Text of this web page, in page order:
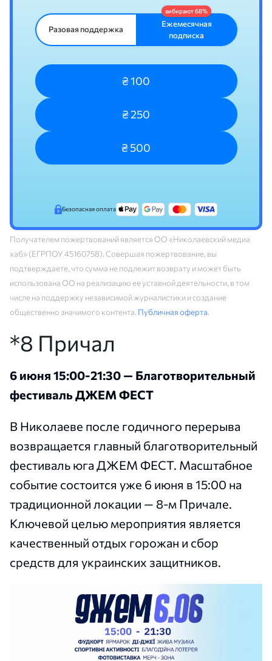
Разовая поддержка
Ежемесячная
подписка
₴ 100
₴ 250
₴ 500
Безопасная оплата
Получателем пожертвований является ОО «Николаевский медиа
хаб» (ЕГРПОУ 45160758). Совершая пожертвование, вы
подтверждаете, что сумма не подлежит возврату и может быть
использована ОО на реализацию ее уставной деятельности, в том
числе на поддержку независимой журналистики и создание
общественно значимого контента. Публичная оферта.
*8 Причал
6 июня 15:00-21:30 — Благотворительный
фестиваль ДЖЕМ ФЕСТ
В Николаеве после годичного перерыва
возвращается главный благотворительный
фестиваль юга ДЖЕМ ФЕСТ. Масштабное
событие состоится уже 6 июня в 15:00 на
традиционной локации — 8-м Причале.
Ключевой целью мероприятия является
качественный отдых горожан и сбор
средств для украинских защитников.